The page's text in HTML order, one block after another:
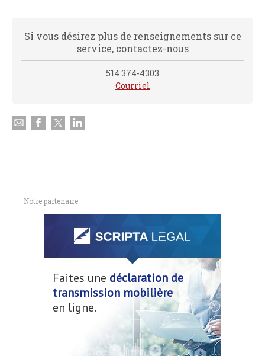
Si vous désirez plus de renseignements sur ce
service, contactez-nous
514 374-4303
Courriel
Notre partenaire
Faites une déclaration de
transmission mobilière
en ligne.